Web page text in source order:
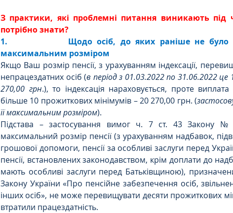
З практики, які проблемні питання виникають під
потрібно знати?
1.             Щодо осіб, до яких раніше не було
максимальним розміром
Якщо Ваш розмір пенсії, з урахуванням індексації,
непрацездатних осіб (в період з 01.03.2022 по 31.06.2022
270,00 грн.), то індексація нараховується, проте
більше 10 прожиткових мінімумів – 20 270,00 грн. (
її максимальним розміром).
Підстава – застосування вимог ч. 7 ст. 43 Закону
максимальний розмір пенсії (з урахуванням надбавок,
грошової допомоги, пенсії за особливі заслуги перед
пенсії, встановлених законодавством, крім доплати до
мають особливі заслуги перед Батьківщиною),
Закону України «Про пенсійне забезпечення осіб,
інших осіб», не може перевищувати десяти прожиткових
втратили працездатність.